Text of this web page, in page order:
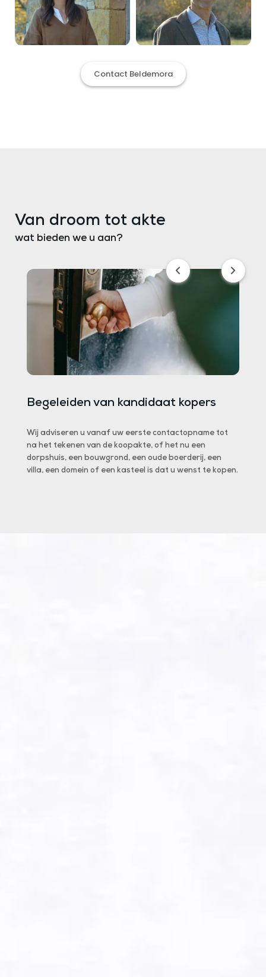
Contact Beldemora
Van droom tot akte
wat bieden we u aan?
Begeleiden van kandidaat kopers
Wij adviseren u vanaf uw eerste contactopname tot
na het tekenen van de koopakte, of het nu een ​​
dorpshuis, een bouwgrond, een oude boerderij, een
villa, een domein of een kasteel is dat u wenst te kopen.